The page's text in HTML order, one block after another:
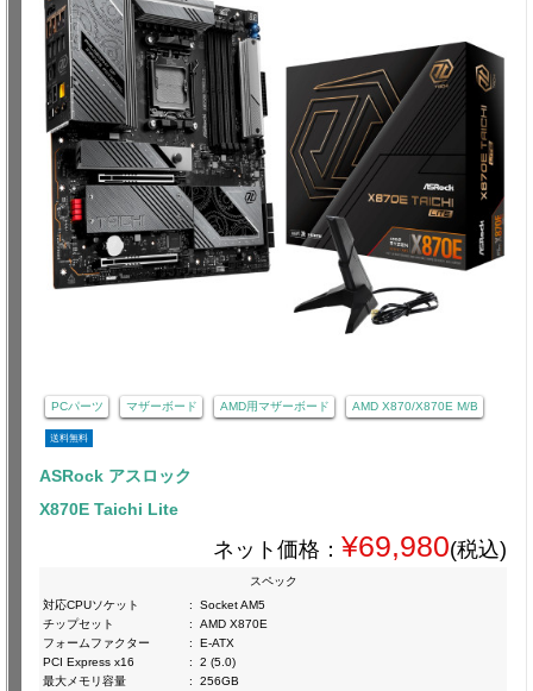
PCパーツ マザーボード AMD用マザーボード AMD X870/X870E M/B
送料無料
ASRock アスロック
X870E Taichi Lite
ネット価格： ¥69,980(税込)
スペック
対応CPUソケット
:
Socket AM5
チップセット
:
AMD X870E
フォームファクター
:
E-ATX
PCI Express x16
:
2 (5.0)
最大メモリ容量
:
256GB